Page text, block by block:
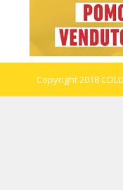
Copyright 2018